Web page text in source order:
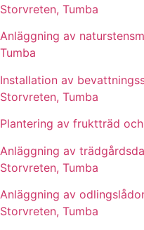
Storvreten, Tumba
Anläggning av
Tumba
Installation av
Storvreten, Tumba
Plantering av fruktträd
Anläggning av
Storvreten, Tumba
Anläggning av
Storvreten, Tumba